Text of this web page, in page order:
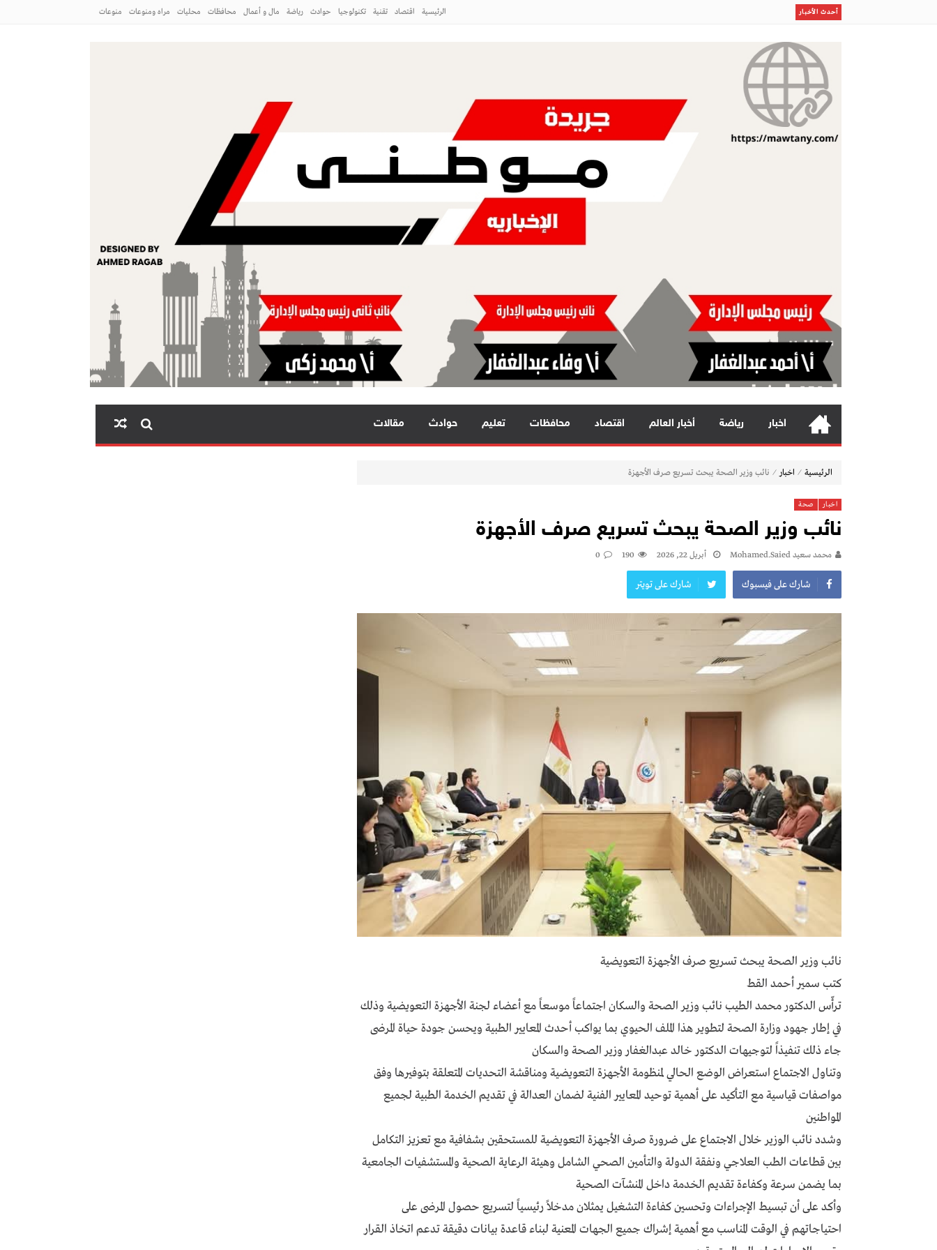
أحدث الأخبار
ظلال
قصيدة (يامركبي)
على وجه ماء
الرئيسية اقتصاد تقنية تكنولوجيا حوادث رياضة مال و أعمال محافظات محليات مراه ومنوعات منوعات
اخبار رياضة أخبار العالم اقتصاد محافظات تعليم حوادث مقالات
الرئيسية ⁄ اخبار ⁄ نائب وزير الصحة يبحث تسريع صرف الأجهزة
اخبار صحة
نائب وزير الصحة يبحث تسريع صرف الأجهزة
محمد سعيد Mohamed.saied أبريل 22, 2026 190
0
شارك على فيسبوك شارك على تويتر
نائب وزير الصحة يبحث تسريع صرف الأجهزة التعويضية
كتب سمير أحمد القط
ترأّس الدكتور محمد الطيب نائب وزير الصحة والسكان اجتماعاً موسعاً مع أعضاء لجنة الأجهزة التعويضية وذلك
في إطار جهود وزارة الصحة لتطوير هذا الملف الحيوي بما يواكب أحدث المعايير الطبية ويحسن جودة حياة المرضى
جاء ذلك تنفيذاً لتوجيهات الدكتور خالد عبدالغفار وزير الصحة والسكان
وتناول الاجتماع استعراض الوضع الحالي لمنظومة الأجهزة التعويضية ومناقشة التحديات المتعلقة بتوفيرها وفق
مواصفات قياسية مع التأكيد على أهمية توحيد المعايير الفنية لضمان العدالة في تقديم الخدمة الطبية لجميع
المواطنين
وشدد نائب الوزير خلال الاجتماع على ضرورة صرف الأجهزة التعويضية للمستحقين بشفافية مع تعزيز التكامل
بين قطاعات الطب العلاجي ونفقة الدولة والتأمين الصحي الشامل وهيئة الرعاية الصحية والمستشفيات الجامعية
بما يضمن سرعة وكفاءة تقديم الخدمة داخل المنشآت الصحية
وأكد على أن تبسيط الإجراءات وتحسين كفاءة التشغيل يمثلان مدخلاً رئيسياً لتسريع حصول المرضى على
احتياجاتهم في الوقت المناسب مع أهمية إشراك جميع الجهات المعنية لبناء قاعدة بيانات دقيقة تدعم اتخاذ القرار